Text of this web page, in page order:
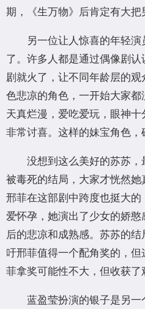
期，《生万物》后肯定有大把
另一位让人惊喜的年轻
了。许多人都是通过偶像剧
剧就火了，让不同年龄层的
色悲凉的角色，一开始大家
天真烂漫，爱吃爱玩，眼神十
非常讨喜。这样的妹宝角色，
没想到这么美好的苏苏
被毒死的结局，大家才恍然她
邢菲在这部剧中跨度也挺大
爱怀孕，她演出了少女的娇
后的悲凉和成熟感。苏苏的
吁邢菲值得一个配角奖的，
菲拿奖可能性不大，但收获了
蓝盈莹扮演的银子是另